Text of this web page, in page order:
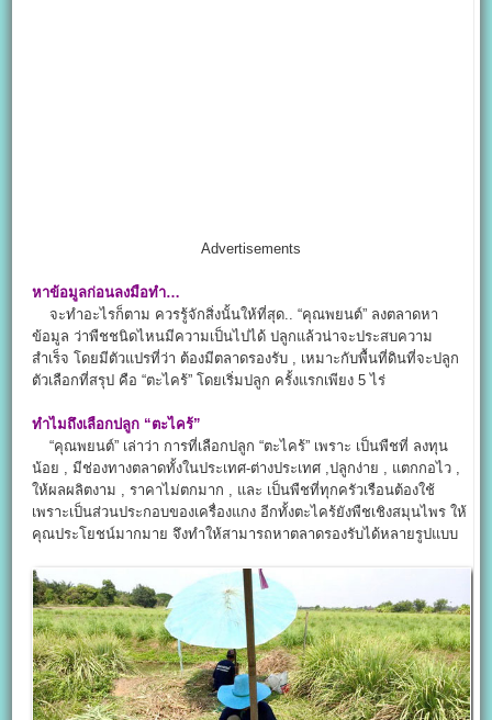
Advertisements
หาข้อมูลก่อนลงมือทำ…
จะทำอะไรก็ตาม ควรรู้จักสิ่งนั้นให้ที่สุด.. “คุณพยนต์” ลงตลาดหา
ข้อมูล ว่าพืชชนิดไหนมีความเป็นไปได้ ปลูกแล้วน่าจะประสบความ
สำเร็จ โดยมีตัวแปรที่ว่า ต้องมีตลาดรองรับ , เหมาะกับพื้นที่ดินที่จะปลูก
ตัวเลือกที่สรุป คือ “ตะไคร้” โดยเริ่มปลูก ครั้งแรกเพียง 5 ไร่
ทำไมถึงเลือกปลูก “ตะไคร้”
“คุณพยนต์” เล่าว่า การที่เลือกปลูก “ตะไคร้” เพราะ เป็นพืชที่ ลงทุน
น้อย , มีช่องทางตลาดทั้งในประเทศ-ต่างประเทศ ,ปลูกง่าย , แตกกอไว ,
ให้ผลผลิตงาม , ราคาไม่ตกมาก , และ เป็นพืชที่ทุกครัวเรือนต้องใช้
เพราะเป็นส่วนประกอบของเครื่องแกง อีกทั้งตะไคร้ยังพืชเชิงสมุนไพร ให้
คุณประโยชน์มากมาย จึงทำให้สามารถหาตลาดรองรับได้หลายรูปแบบ